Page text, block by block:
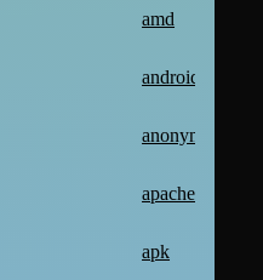
amd
android
anonymat
apache2
apk